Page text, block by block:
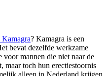
? Kamagra is een
bevat dezelfde werkzame
voor mannen die niet naar de
maar toch hun erectiestoornis
alleen in Nederland krijgen